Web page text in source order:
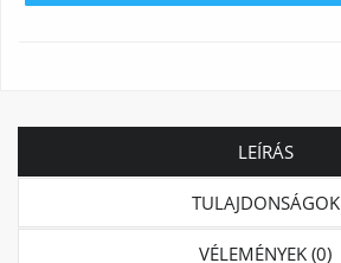
LEÍRÁS
TULAJDONSÁGOK
VÉLEMÉNYEK (0)